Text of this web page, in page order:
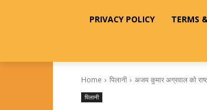
PRIVACY POLICY TERMS
Home पिलानी अजय कुमार अग्रवाल को
पिलानी